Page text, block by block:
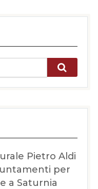
Pietro Aldi
per
a Saturnia